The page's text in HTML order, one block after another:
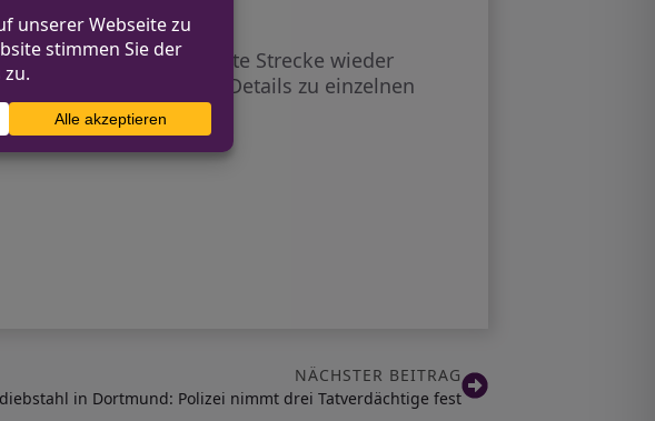
die komplett erneuerte Strecke wieder
weitere FAQs und Details zu einzelnen
NÄCHSTER BEITRAG
in Dortmund: Polizei nimmt drei Tatverdächtige fest